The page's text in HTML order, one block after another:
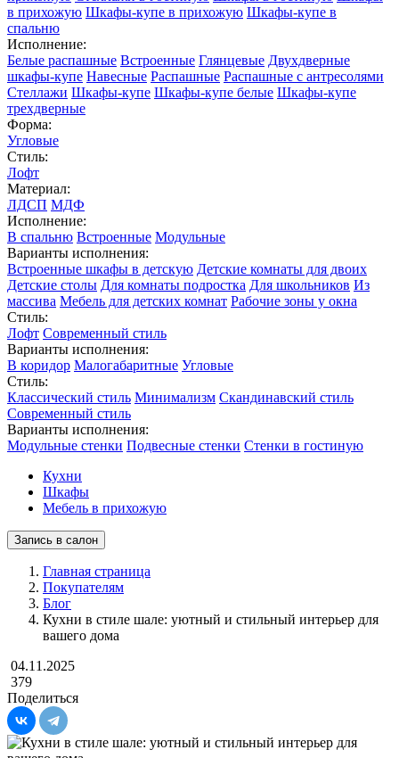
в прихожую Шкафы-купе в прихожую Шкафы-купе в
спальню
Исполнение:
Белые распашные Встроенные Глянцевые Двухдверные
шкафы-купе Навесные Распашные Распашные с антресолями
Стеллажи Шкафы-купе Шкафы-купе белые Шкафы-купе
трехдверные
Форма:
Угловые
Стиль:
Лофт
Материал:
ЛДСП МДФ
Исполнение:
В спальню Встроенные Модульные
Варианты исполнения:
Встроенные шкафы в детскую Детские комнаты для двоих
Детские столы Для комнаты подростка Для школьников Из
массива Мебель для детских комнат Рабочие зоны у окна
Стиль:
Лофт Современный стиль
Варианты исполнения:
В коридор Малогабаритные Угловые
Стиль:
Классический стиль Минимализм Скандинавский стиль
Современный стиль
Варианты исполнения:
Модульные стенки Подвесные стенки Стенки в гостиную
Кухни
Шкафы
Мебель в прихожую
Запись в салон
Главная страница
Покупателям
Блог
Кухни в стиле шале: уютный и стильный интерьер для
вашего дома
04.11.2025
379
Поделиться